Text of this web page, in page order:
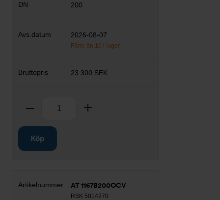
200
2026-08-07
Färre än 10 i lager
23 300 SEK
Ta bort
Köp
AT 1167B200OCV
RSK 5014270